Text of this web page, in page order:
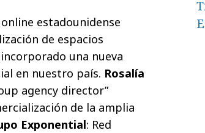
estadounidense
de espacios
una nueva
en nuestro país. Rosalía
agency director”
de la amplia
Exponential: Red